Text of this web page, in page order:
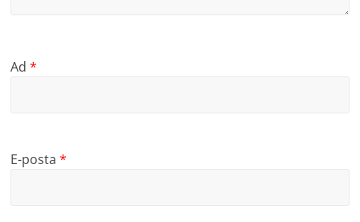
Ad*
E-posta*